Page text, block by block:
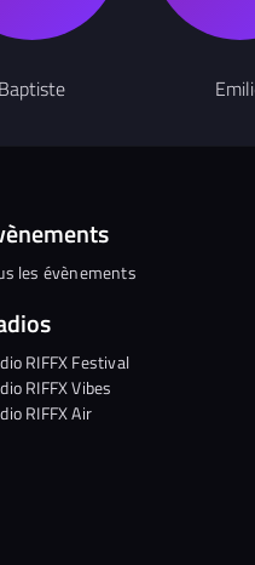
Baptiste
les évènements
RIFFX Festival
RIFFX Vibes
RIFFX Air